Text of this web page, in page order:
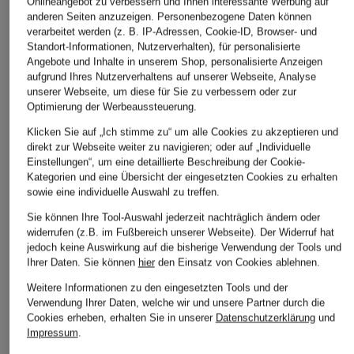
anderen Seiten anzuzeigen. Personenbezogene Daten können
verarbeitet werden (z. B. IP-Adressen, Cookie-ID, Browser- und
Standort-Informationen, Nutzerverhalten), für personalisierte
Angebote und Inhalte in unserem Shop, personalisierte Anzeigen
aufgrund Ihres Nutzerverhaltens auf unserer Webseite, Analyse
unserer Webseite, um diese für Sie zu verbessern oder zur
Optimierung der Werbeaussteuerung.
Klicken Sie auf „Ich stimme zu“ um alle Cookies zu akzeptieren und
direkt zur Webseite weiter zu navigieren; oder auf „Individuelle
Einstellungen“, um eine detaillierte Beschreibung der Cookie-
Kategorien und eine Übersicht der eingesetzten Cookies zu erhalten
sowie eine individuelle Auswahl zu treffen.
Sie können Ihre Tool-Auswahl jederzeit nachträglich ändern oder
widerrufen (z.B. im Fußbereich unserer Webseite). Der Widerruf hat
jedoch keine Auswirkung auf die bisherige Verwendung der Tools und
Ihrer Daten. Sie können hierden Einsatz von Cookies ablehnen.
Weitere Informationen zu den eingesetzten Tools und der
Verwendung Ihrer Daten, welche wir und unsere Partner durch die
Cookies erheben, erhalten Sie in unserer Datenschutzerklärungund
Impressum.